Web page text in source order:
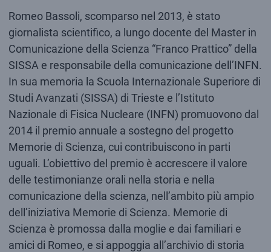
Romeo Bassoli, scomparso nel 2013, è stato
giornalista scientifico, a lungo docente del Master in
Comunicazione della Scienza “Franco Prattico” della
SISSA e responsabile della comunicazione dell’INFN.
In sua memoria la Scuola Internazionale Superiore di
Studi Avanzati (SISSA) di Trieste e l’Istituto
Nazionale di Fisica Nucleare (INFN) promuovono dal
2014 il premio annuale a sostegno del progetto
Memorie di Scienza, cui contribuiscono in parti
uguali. L’obiettivo del premio è accrescere il valore
delle testimonianze orali nella storia e nella
comunicazione della scienza, nell’ambito più ampio
dell’iniziativa Memorie di Scienza. Memorie di
Scienza è promossa dalla moglie e dai familiari e
amici di Romeo, e si appoggia all’archivio di storia